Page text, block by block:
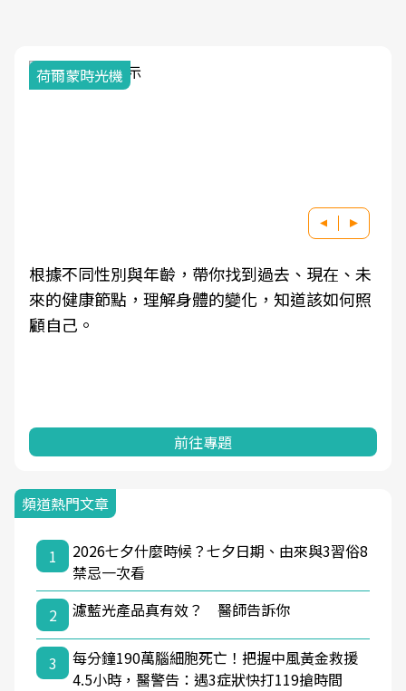
荷爾蒙時光機
根據不同性別與年齡，帶你找到過去、現在、未
來的健康節點，理解身體的變化，知道該如何照
顧自己。
前往專題
頻道熱門文章
1
2026七夕什麼時候？七夕日期、由來與3習俗8
禁忌一次看
2
濾藍光產品真有效？ 醫師告訴你
3
每分鐘190萬腦細胞死亡！把握中風黃金救援
4.5小時，醫警告：遇3症狀快打119搶時間